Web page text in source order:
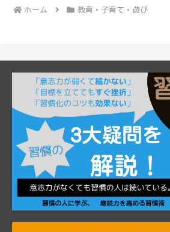
ホーム 教育・子育て・遊び